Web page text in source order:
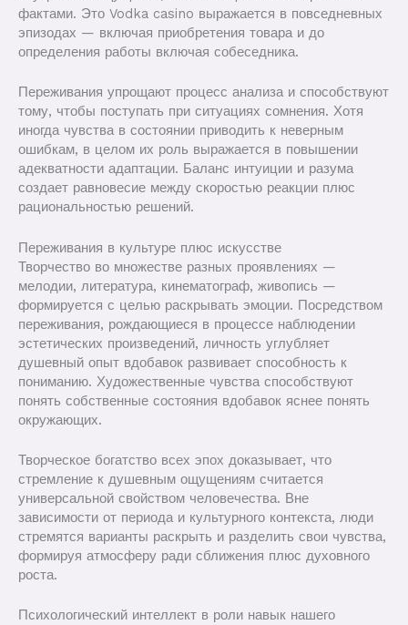
фактами. Это Vodka casino выражается в повседневных
эпизодах — включая приобретения товара и до
определения работы включая собеседника.
Переживания упрощают процесс анализа и способствуют
тому, чтобы поступать при ситуациях сомнения. Хотя
иногда чувства в состоянии приводить к неверным
ошибкам, в целом их роль выражается в повышении
адекватности адаптации. Баланс интуиции и разума
создает равновесие между скоростью реакции плюс
рациональностью решений.
Переживания в культуре плюс искусстве
Творчество во множестве разных проявлениях —
мелодии, литература, кинематограф, живопись —
формируется с целью раскрывать эмоции. Посредством
переживания, рождающиеся в процессе наблюдении
эстетических произведений, личность углубляет
душевный опыт вдобавок развивает способность к
пониманию. Художественные чувства способствуют
понять собственные состояния вдобавок яснее понять
окружающих.
Творческое богатство всех эпох доказывает, что
стремление к душевным ощущениям считается
универсальной свойством человечества. Вне
зависимости от периода и культурного контекста, люди
стремятся варианты раскрыть и разделить свои чувства,
формируя атмосферу ради сближения плюс духовного
роста.
Психологический интеллект в роли навык нашего